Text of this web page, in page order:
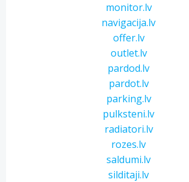
monitor.lv
navigacija.lv
offer.lv
outlet.lv
pardod.lv
pardot.lv
parking.lv
pulksteni.lv
radiatori.lv
rozes.lv
saldumi.lv
silditaji.lv